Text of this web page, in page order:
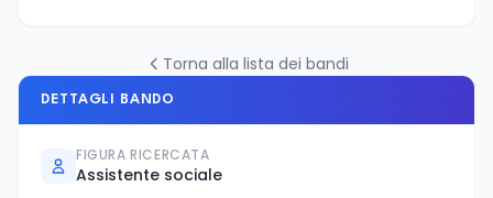
Torna alla lista dei bandi
DETTAGLI BANDO
FIGURA RICERCATA
Assistente sociale